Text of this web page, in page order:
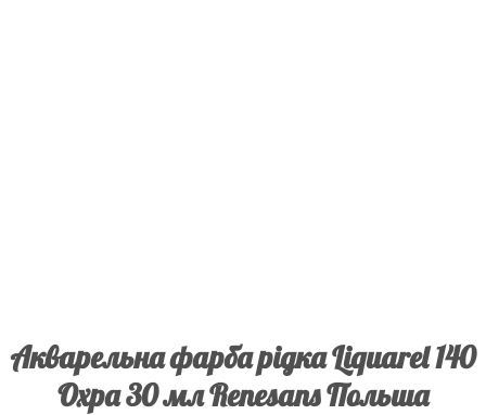
Акварельна фарба рідка Liquarel 140
Охра 30 мл Renesans Польша